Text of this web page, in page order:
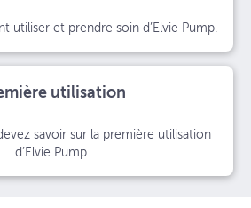
utiliser et prendre soin d’Elvie Pump.
utilisation
savoir sur la première utilisation
d’Elvie Pump.